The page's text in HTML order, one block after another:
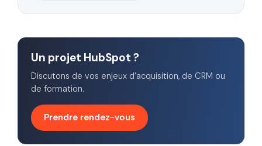
Un projet HubSpot ?
Discutons de vos enjeux d’acquisition, de CRM ou
de formation.
Prendre rendez-vous